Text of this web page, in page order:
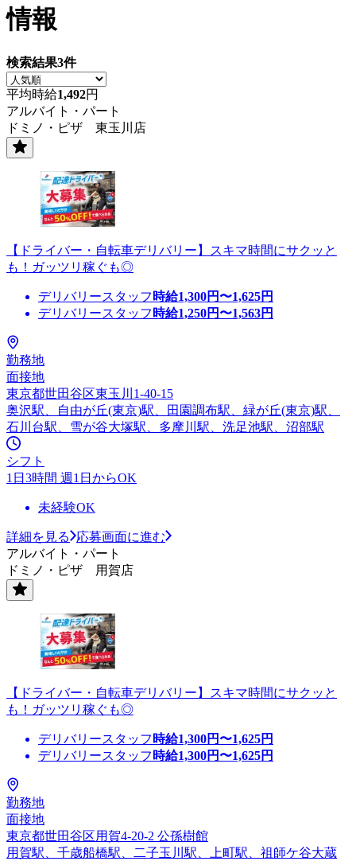
情報
検索結果3件
平均時給1,492円
アルバイト・パート
ドミノ・ピザ 東玉川店
【ドライバー・自転車デリバリー】スキマ時間にサクッと
も！ガッツリ稼ぐも◎
デリバリースタッフ 時給1,300円〜1,625円
デリバリースタッフ 時給1,250円〜1,563円
勤務地
面接地
東京都世田谷区東玉川1-40-15
奥沢駅、自由が丘(東京)駅、田園調布駅、緑が丘(東京)駅、
石川台駅、雪が谷大塚駅、多摩川駅、洗足池駅、沼部駅
シフト
1日3時間 週1日からOK
未経験OK
詳細を見る
応募画面に進む
アルバイト・パート
ドミノ・ピザ 用賀店
【ドライバー・自転車デリバリー】スキマ時間にサクッと
も！ガッツリ稼ぐも◎
デリバリースタッフ 時給1,300円〜1,625円
デリバリースタッフ 時給1,300円〜1,625円
勤務地
面接地
東京都世田谷区用賀4-20-2 公孫樹館
用賀駅、千歳船橋駅、二子玉川駅、上町駅、祖師ケ谷大蔵